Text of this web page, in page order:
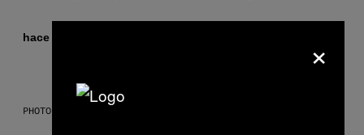
hace 14 minutos
PHOTO BY SCOTT LEGATO/GETTY IMAGES
×